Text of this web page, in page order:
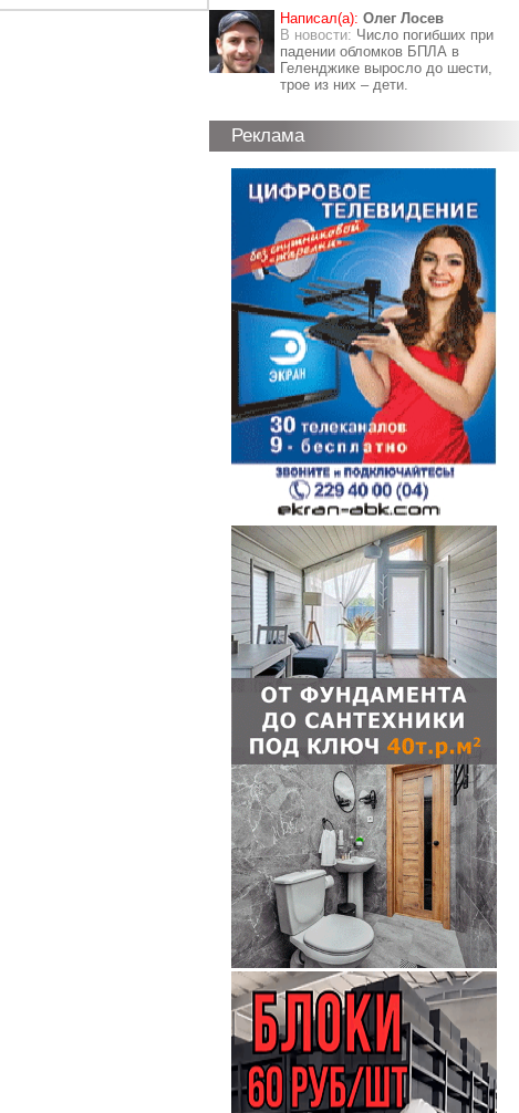
Написал(а): Олег Лосев
В новости: Число погибших при
падении обломков БПЛА в
Геленджике выросло до шести,
трое из них – дети.
Реклама